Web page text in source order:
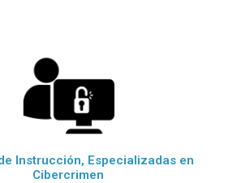
Instrucción, Especializadas en
Cibercrimen